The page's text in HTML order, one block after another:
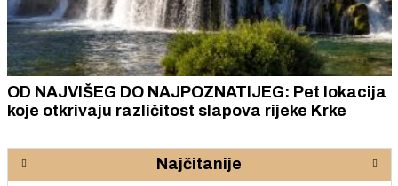
OD NAJVIŠEG DO NAJPOZNATIJEG: Pet lokacija
koje otkrivaju različitost slapova rijeke Krke
Najčitanije